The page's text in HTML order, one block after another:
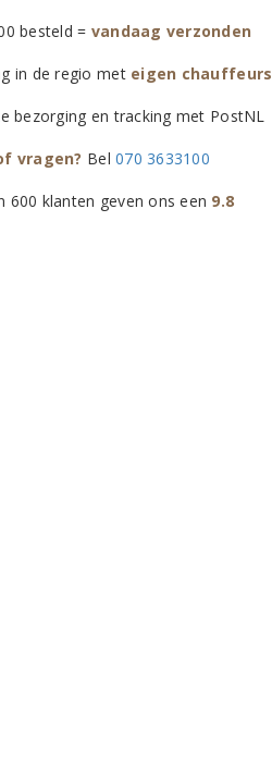
besteld = vandaag verzonden
in de regio met eigen chauffeurs
bezorging en tracking met PostNL
vragen? Bel070 3633100
600 klanten geven ons een 9.8